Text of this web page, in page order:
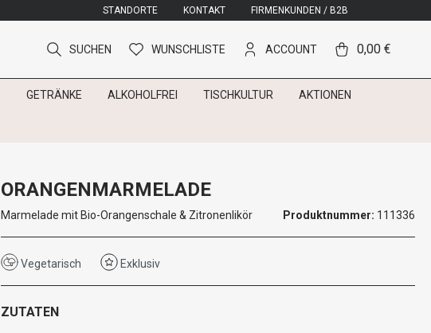
STANDORTE KONTAKT FIRMENKUNDEN / B2B
SUCHEN WUNSCHLISTE ACCOUNT 0,00 €
GETRÄNKE ALKOHOLFREI TISCHKULTUR AKTIONEN
ORANGENMARMELADE
Marmelade mit Bio-Orangenschale & Zitronenlikör Produktnummer: 111336
Vegetarisch Exklusiv
ZUTATEN